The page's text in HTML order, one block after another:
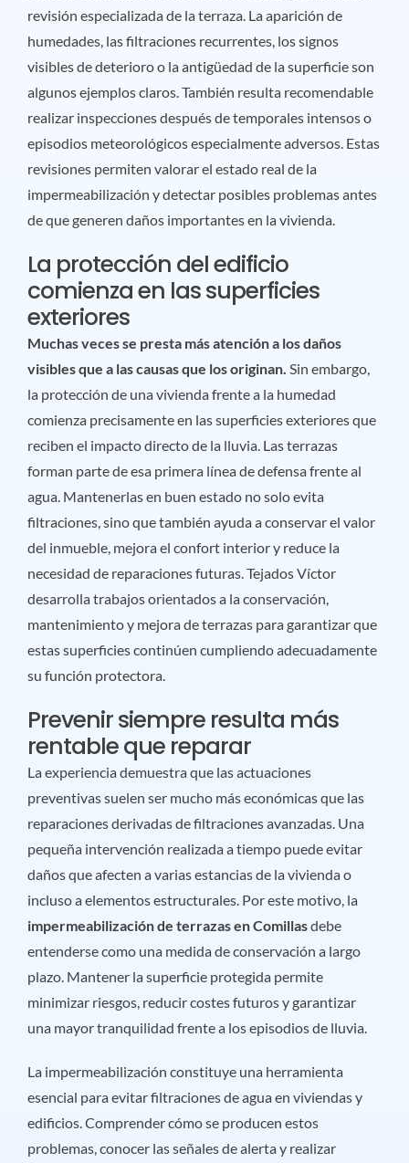
revisión especializada de la terraza. La aparición de
humedades, las filtraciones recurrentes, los signos
visibles de deterioro o la antigüedad de la superficie son
algunos ejemplos claros. También resulta recomendable
realizar inspecciones después de temporales intensos o
episodios meteorológicos especialmente adversos. Estas
revisiones permiten valorar el estado real de la
impermeabilización y detectar posibles problemas antes
de que generen daños importantes en la vivienda.
La protección del edificio
comienza en las superficies
exteriores
Muchas veces se presta más atención a los daños
visibles que a las causas que los originan. Sin embargo,
la protección de una vivienda frente a la humedad
comienza precisamente en las superficies exteriores que
reciben el impacto directo de la lluvia. Las terrazas
forman parte de esa primera línea de defensa frente al
agua. Mantenerlas en buen estado no solo evita
filtraciones, sino que también ayuda a conservar el valor
del inmueble, mejora el confort interior y reduce la
necesidad de reparaciones futuras. Tejados Víctor
desarrolla trabajos orientados a la conservación,
mantenimiento y mejora de terrazas para garantizar que
estas superficies continúen cumpliendo adecuadamente
su función protectora.
Prevenir siempre resulta más
rentable que reparar
La experiencia demuestra que las actuaciones
preventivas suelen ser mucho más económicas que las
reparaciones derivadas de filtraciones avanzadas. Una
pequeña intervención realizada a tiempo puede evitar
daños que afecten a varias estancias de la vivienda o
incluso a elementos estructurales. Por este motivo, la
impermeabilización de terrazas en Comillasdebe
entenderse como una medida de conservación a largo
plazo. Mantener la superficie protegida permite
minimizar riesgos, reducir costes futuros y garantizar
una mayor tranquilidad frente a los episodios de lluvia.
La impermeabilización constituye una herramienta
esencial para evitar filtraciones de agua en viviendas y
edificios. Comprender cómo se producen estos
problemas, conocer las señales de alerta y realizar